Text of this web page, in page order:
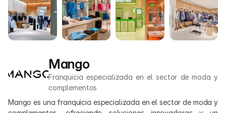
Mango
Franquicia especializada en el sector de moda y
complementos
Mango es una franquicia especializada en el sector de moda y